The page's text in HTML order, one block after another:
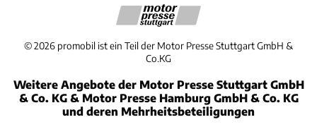
©2026 promobil ist ein Teil der Motor Presse Stuttgart GmbH &
Co.KG
Weitere Angebote der Motor Presse Stuttgart GmbH
& Co. KG & Motor Presse Hamburg GmbH & Co. KG
und deren Mehrheitsbeteiligungen